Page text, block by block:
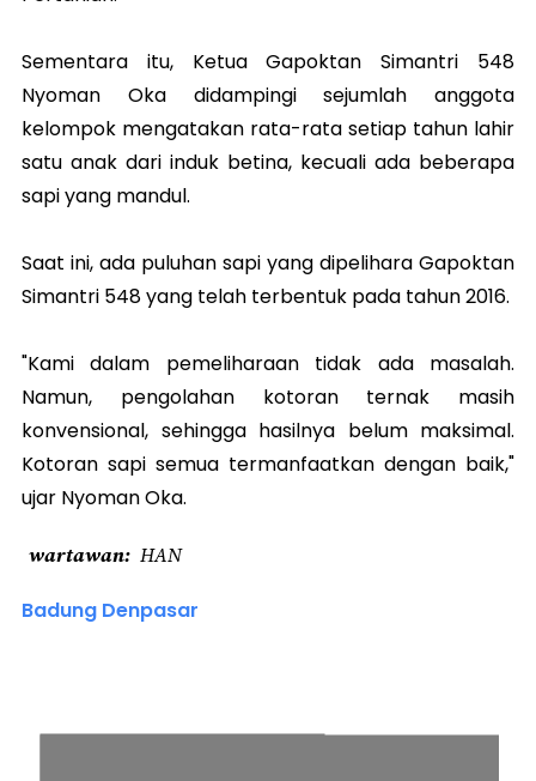
Sementara itu, Ketua Gapoktan Simantri 548
Nyoman Oka didampingi sejumlah anggota
kelompok mengatakan rata-rata setiap tahun lahir
satu anak dari induk betina, kecuali ada beberapa
sapi yang mandul.
Saat ini, ada puluhan sapi yang dipelihara Gapoktan
Simantri 548 yang telah terbentuk pada tahun 2016.
"Kami dalam pemeliharaan tidak ada masalah.
Namun, pengolahan kotoran ternak masih
konvensional, sehingga hasilnya belum maksimal.
Kotoran sapi semua termanfaatkan dengan baik,"
ujar Nyoman Oka.
wartawan HAN
Badung Denpasar